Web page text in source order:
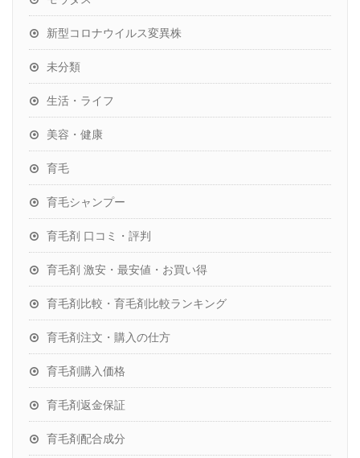
新型コロナウイルス変異株
未分類
生活・ライフ
美容・健康
育毛
育毛シャンプー
育毛剤 口コミ・評判
育毛剤 激安・最安値・お買い得
育毛剤比較・育毛剤比較ランキング
育毛剤注文・購入の仕方
育毛剤購入価格
育毛剤返金保証
育毛剤配合成分